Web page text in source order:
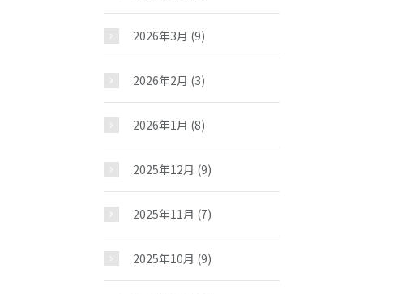
2026年3月 (9)
2026年2月 (3)
2026年1月 (8)
2025年12月 (9)
2025年11月 (7)
2025年10月 (9)